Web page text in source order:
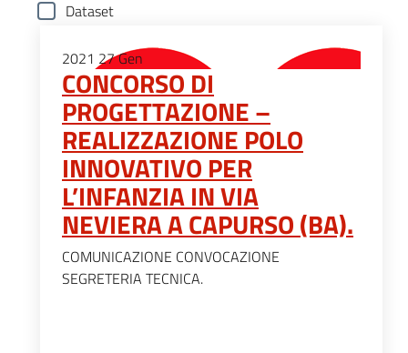
Dataset
2021 27Gen
CONCORSO DI
PROGETTAZIONE –
REALIZZAZIONE POLO
INNOVATIVO PER
L’INFANZIA IN VIA
NEVIERA A CAPURSO (BA).
COMUNICAZIONE CONVOCAZIONE
SEGRETERIA TECNICA.